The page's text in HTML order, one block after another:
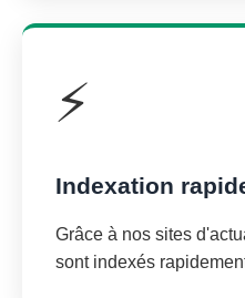
⚡
Indexation
Grâce à nos sites
sont indexés